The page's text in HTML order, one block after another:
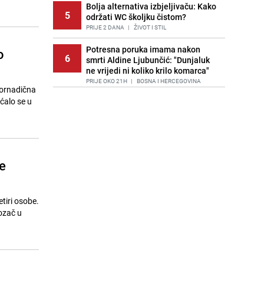
se u
osobe.
u
5
Bolja alternativa izbjeljivaču: Kako
održati WC školjku čistom?
PRIJE 2 DANA | ŽIVOT I STIL
6
Potresna poruka imama nakon
smrti Aldine Ljubunčić: "Dunjaluk
ne vrijedi ni koliko krilo komarca"
PRIJE OKO 21H | BOSNA I HERCEGOVINA